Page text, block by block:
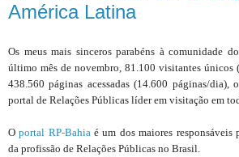
América Latina
Os meus mais sinceros parabéns à comunidade
último mês de novembro, 81.100 visitantes únicos
438.560 páginas acessadas (14.600 páginas/dia),
portal de Relações Públicas líder em visitação em
Oportal RP-Bahiaé um dos maiores responsáveis
da profissão de Relações Públicas no Brasil.